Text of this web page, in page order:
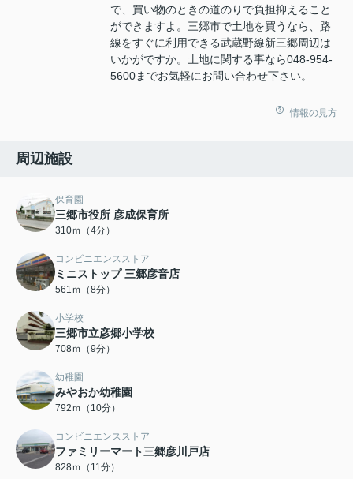
で、買い物のときの道のりで負担抑えること
ができますよ。三郷市で土地を買うなら、路
線をすぐに利用できる武蔵野線新三郷周辺は
いかがですか。土地に関する事なら048-954-
5600までお気軽にお問い合わせ下さい。
情報の見方
周辺施設
保育園
三郷市役所 彦成保育所
310ｍ（4分）
コンビニエンスストア
ミニストップ 三郷彦音店
561ｍ（8分）
小学校
三郷市立彦郷小学校
708ｍ（9分）
幼稚園
みやおか幼稚園
792ｍ（10分）
コンビニエンスストア
ファミリーマート三郷彦川戸店
828ｍ（11分）